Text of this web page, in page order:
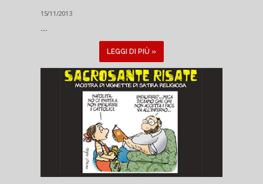
15/11/2013
...
LEGGI DI PIÙ »